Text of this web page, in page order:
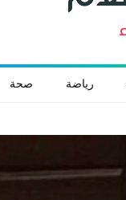
رياضة صحة